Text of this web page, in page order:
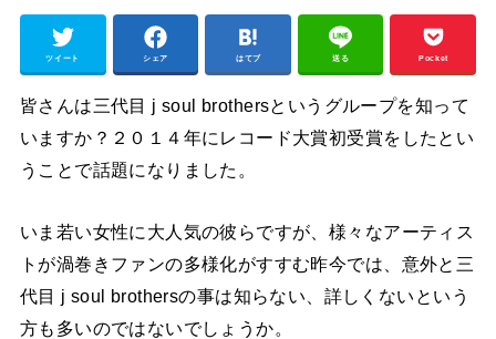
ツイート シェア はてブ 送る Pocket
皆さんは三代目 j soul brothersというグループを知って
いますか？２０１４年にレコード大賞初受賞をしたとい
うことで話題になりました。
いま若い女性に大人気の彼らですが、様々なアーティス
トが渦巻きファンの多様化がすすむ昨今では、意外と三
代目 j soul brothersの事は知らない、詳しくないという
方も多いのではないでしょうか。